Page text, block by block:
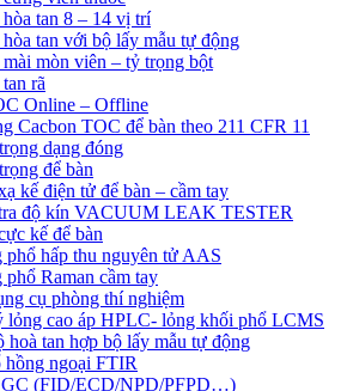
tan 8 – 14 vị trí
tan với bộ lấy mẫu tự động
mòn viên – tỷ trọng bột
rã
Online – Offline
Cacbon TOC để bàn theo 211 CFR 11
dạng đóng
để bàn
kế điện tử để bàn – cầm tay
độ kín VACUUM LEAK TESTER
kế để bàn
phổ hấp thu nguyên tử AAS
phổ Raman cầm tay
cụ phòng thí nghiệm
lỏng cao áp HPLC- lỏng khối phổ LCMS
hoà tan hợp bộ lấy mẫu tự động
hồng ngoại FTIR
GC (FID/ECD/NPD/PFPD…)